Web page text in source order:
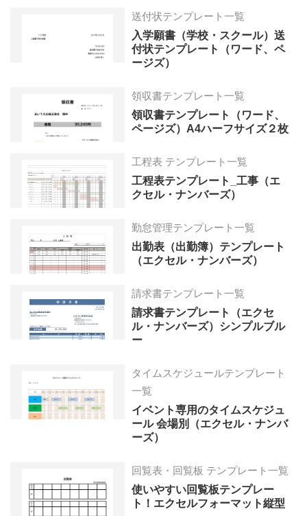
送付状テンプレート一覧
入学願書（学校・スクール）送
付状テンプレート（ワード、ペ
ージズ）
領収書テンプレート一覧
領収書テンプレート（ワード、
ページズ）A4ハーフサイズ２枚
工程表 テンプレート一覧
工程表テンプレート_工事（エ
クセル・ナンバーズ）
勤怠管理テンプレート一覧
出勤表（出勤簿）テンプレート
（エクセル・ナンバーズ）
請求書テンプレート一覧
請求書テンプレート（エクセ
ル・ナンバーズ）シンプルブル
ー
タイムスケジュールテンプレート
一覧
イベント専用のタイムスケジュ
ール 会場別（エクセル・ナンバ
ーズ）
回覧表・回覧板 テンプレート一覧
使いやすい回覧板テンプレー
ト！エクセルフォーマット縦型